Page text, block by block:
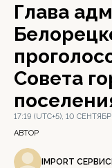
Глава
Совета
17:19 (UTC+5), 10
АВТОР
IMPORT